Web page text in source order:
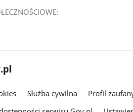
Służba cywilna Profil